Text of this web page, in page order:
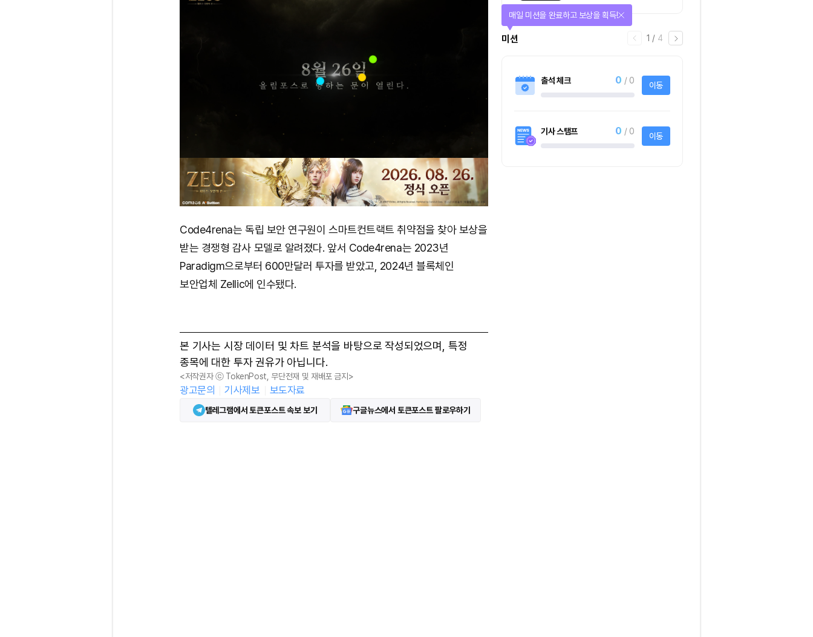
Code4rena는 독립 보안 연구원이 스마트컨트랙트 취약점을 찾아 보상을
받는 경쟁형 감사 모델로 알려졌다. 앞서 Code4rena는 2023년
Paradigm으로부터 600만달러 투자를 받았고, 2024년 블록체인
보안업체 Zellic에 인수됐다.
본 기사는 시장 데이터 및 차트 분석을 바탕으로 작성되었으며, 특정
종목에 대한 투자 권유가 아닙니다.
<저작권자 ⓒ TokenPost, 무단전재 및 재배포 금지>
광고문의 기사제보 보도자료
텔레그램에서 토큰포스트 속보 보기 구글뉴스에서 토큰포스트 팔로우하기
1 / 4
미션
매일 미션을 완료하고 보상을 획득!
출석 체크 0 / 0 이동
기사 스탬프 0 / 0 이동